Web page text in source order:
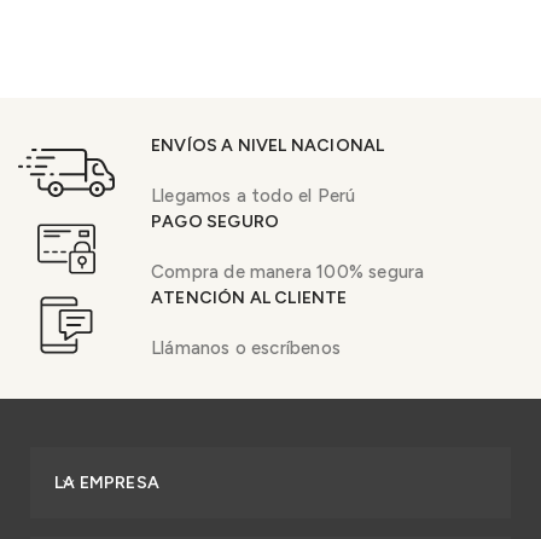
ENVÍOS A NIVEL NACIONAL
Llegamos a todo el Perú
PAGO SEGURO
Compra de manera 100% segura
ATENCIÓN AL CLIENTE
Llámanos o escríbenos
LA EMPRESA